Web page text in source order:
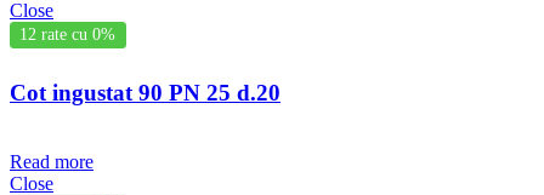
Close
12 rate cu 0%
Cot ingustat 90 PN 25 d.20
Read more
Close